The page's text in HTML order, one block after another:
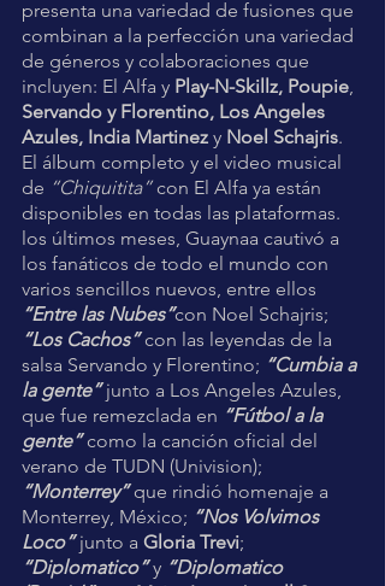
presenta una variedad de fusiones que
combinan a la perfección una variedad
de géneros y colaboraciones que
incluyen: El Alfa y Play-N-Skillz, Poupie
Servando y Florentino, Los Angeles
Azules, India Martinez y Noel Schajris.
El álbum completo y el video musical
de “Chiquitita” con El Alfa ya están
disponibles en todas las plataformas.
los últimos meses, Guaynaa cautivó a
los fanáticos de todo el mundo con
varios sencillos nuevos, entre ellos
“Entre las Nubes”con Noel Schajris;
“Los Cachos” con las leyendas de la
salsa Servando y Florentino; “Cumbia a
la gente” junto a Los Angeles Azules,
que fue remezclada en “Fútbol a la
gente” como la canción oficial del
verano de TUDN (Univision);
“Monterrey” que rindió homenaje a
Monterrey, México; “Nos Volvimos
Loco” junto a Gloria Trevi;
“Diplomatico” y “Diplomatico